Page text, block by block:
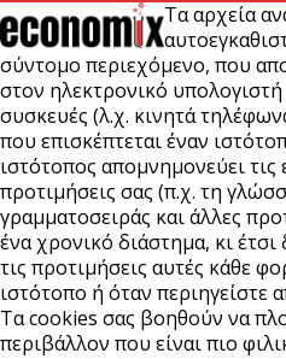
Τα αρχεία
σύντομο περιεχόμενο, που
στον ηλεκτρονικό
συσκευές (λ.χ. κινητά
που επισκέπτεται έναν
ιστότοπος απομνημονεύει τις
προτιμήσεις σας (π.χ. τη
γραμματοσειράς και άλλες
ένα χρονικό διάστημα, κι έτσι
τις προτιμήσεις αυτές κάθε
ιστότοπο ή όταν περιηγείστε
Τα cookies σας βοηθούν να
περιβάλλον που είναι πιο